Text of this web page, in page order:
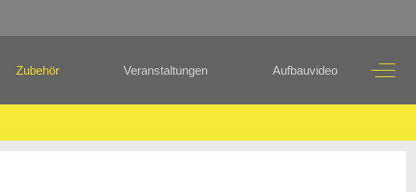
Zubehör Veranstaltungen Aufbauvideo Off-